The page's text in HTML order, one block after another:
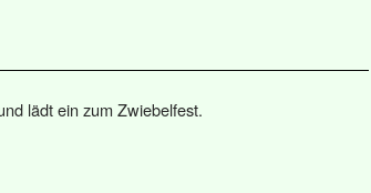
lädt ein zum Zwiebelfest.